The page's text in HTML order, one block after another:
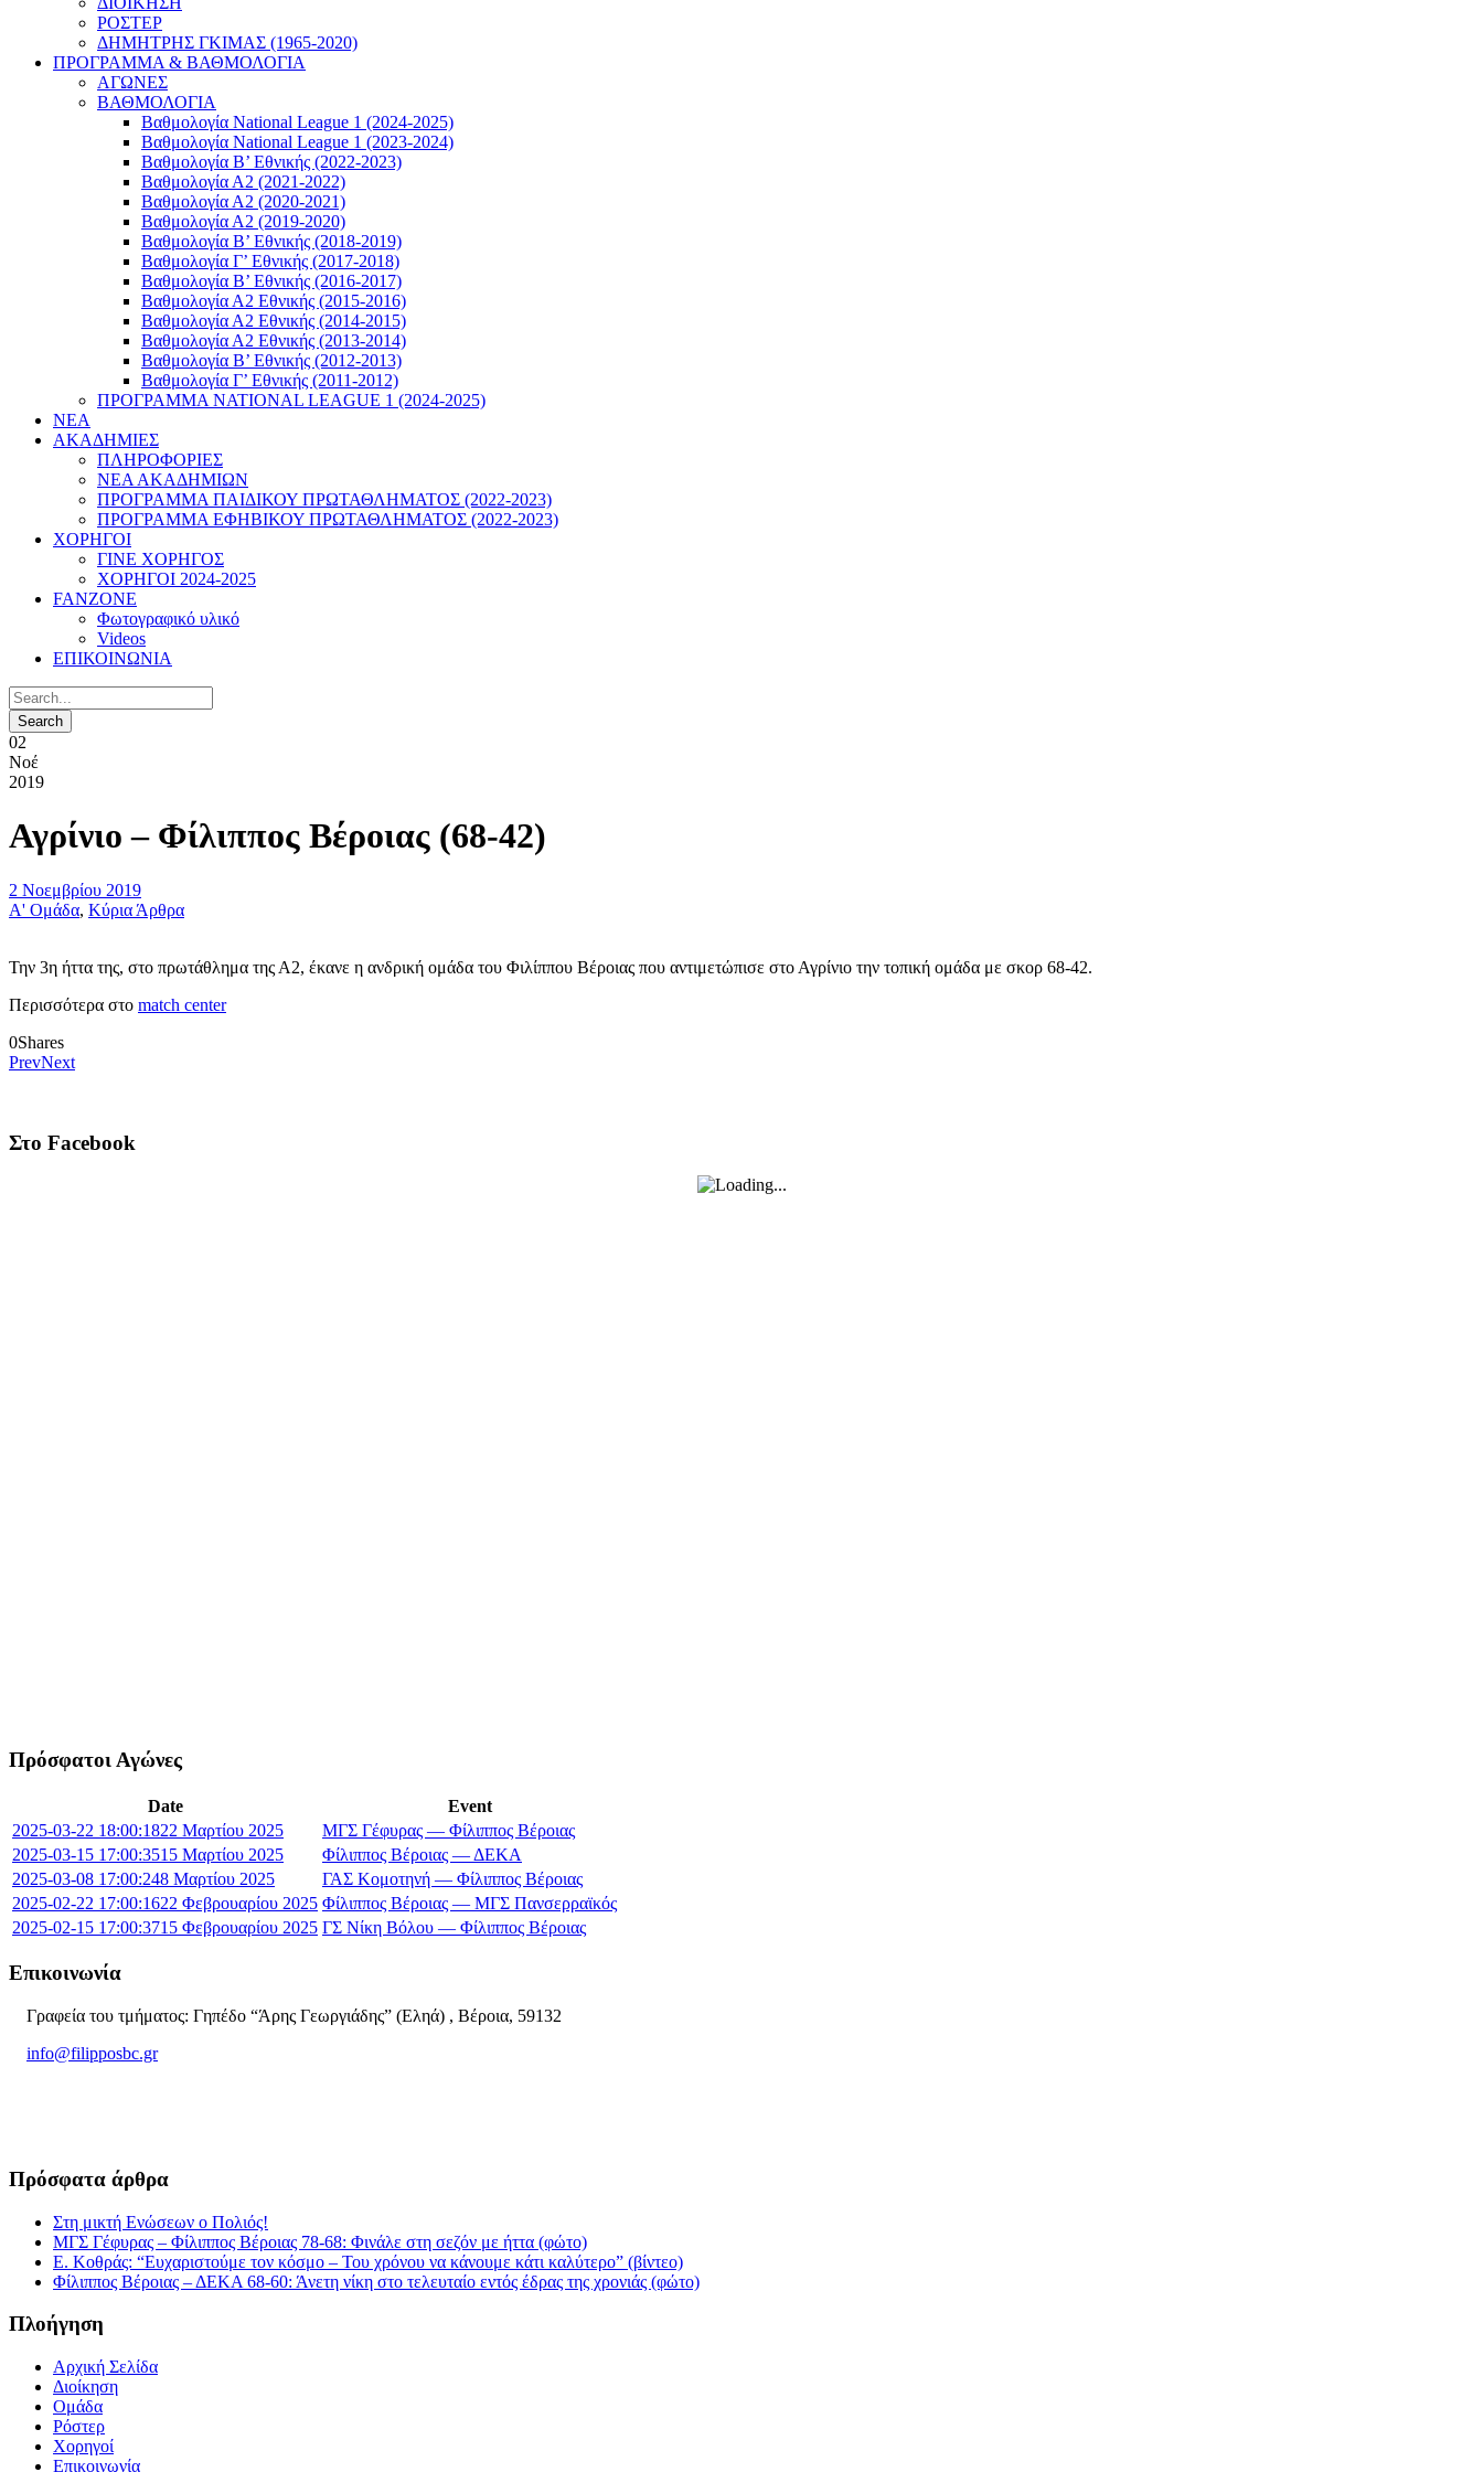
ΡΟΣΤΕΡ
ΔΗΜΗΤΡΗΣ ΓΚΙΜΑΣ (1965-2020)
ΠΡΟΓΡΑΜΜΑ & ΒΑΘΜΟΛΟΓΙΑ
ΑΓΩΝΕΣ
ΒΑΘΜΟΛΟΓΙΑ
Βαθμολογία National League 1 (2024-2025)
Βαθμολογία National League 1 (2023-2024)
Βαθμολογία Β’ Εθνικής (2022-2023)
Βαθμολογία Α2 (2021-2022)
Βαθμολογία Α2 (2020-2021)
Βαθμολογία Α2 (2019-2020)
Βαθμολογία B’ Εθνικής (2018-2019)
Βαθμολογία Γ’ Εθνικής (2017-2018)
Βαθμολογία Β’ Εθνικής (2016-2017)
Βαθμολογία Α2 Εθνικής (2015-2016)
Βαθμολογία Α2 Εθνικής (2014-2015)
Βαθμολογία Α2 Εθνικής (2013-2014)
Βαθμολογία Β’ Εθνικής (2012-2013)
Βαθμολογία Γ’ Εθνικής (2011-2012)
ΠΡΟΓΡΑΜΜΑ NATIONAL LEAGUE 1 (2024-2025)
ΝΕΑ
ΑΚΑΔΗΜΙΕΣ
ΠΛΗΡΟΦΟΡΙΕΣ
ΝΕΑ ΑΚΑΔΗΜΙΩΝ
ΠΡΟΓΡΑΜΜΑ ΠΑΙΔΙΚΟΥ ΠΡΩΤΑΘΛΗΜΑΤΟΣ (2022-2023)
ΠΡΟΓΡΑΜΜΑ ΕΦΗΒΙΚΟΥ ΠΡΩΤΑΘΛΗΜΑΤΟΣ (2022-2023)
ΧΟΡΗΓΟΙ
ΓΙΝΕ ΧΟΡΗΓΟΣ
ΧΟΡΗΓΟΙ 2024-2025
FANZONE
Φωτογραφικό υλικό
Videos
ΕΠΙΚΟΙΝΩΝΙΑ
02
Νοέ
2019
Αγρίνιο – Φίλιππος Βέροιας (68-42)
2 Νοεμβρίου 2019
Α' Ομάδα, Κύρια Άρθρα
Την 3η ήττα της, στο πρωτάθλημα της Α2, έκανε η ανδρική ομάδα του Φιλίππου Βέροιας που αντιμετώπισε στο Αγρίνιο την τοπική ομάδα με σκορ 68-42.
Περισσότερα στο match center
0Shares
PrevNext
Στο Facebook
Πρόσφατοι Αγώνες
Date
Event
2025-03-22 18:00:1822 Μαρτίου 2025
ΜΓΣ Γέφυρας — Φίλιππος Βέροιας
2025-03-15 17:00:3515 Μαρτίου 2025
Φίλιππος Βέροιας — ΔΕΚΑ
2025-03-08 17:00:248 Μαρτίου 2025
ΓΑΣ Κομοτηνή — Φίλιππος Βέροιας
2025-02-22 17:00:1622 Φεβρουαρίου 2025 Φίλιππος Βέροιας — ΜΓΣ Πανσερραϊκός
2025-02-15 17:00:3715 Φεβρουαρίου 2025 ΓΣ Νίκη Βόλου — Φίλιππος Βέροιας
Επικοινωνία
Γραφεία του τμήματος: Γηπέδο “Άρης Γεωργιάδης” (Εληά) , Βέροια, 59132
info@filipposbc.gr
Πρόσφατα άρθρα
Στη μικτή Ενώσεων ο Πολιός!
ΜΓΣ Γέφυρας – Φίλιππος Βέροιας 78-68: Φινάλε στη σεζόν με ήττα (φώτο)
Ε. Κοθράς: “Ευχαριστούμε τον κόσμο – Του χρόνου να κάνουμε κάτι καλύτερο” (βίντεο)
Φίλιππος Βέροιας – ΔΕΚΑ 68-60: Άνετη νίκη στο τελευταίο εντός έδρας της χρονιάς (φώτο)
Πλοήγηση
Αρχική Σελίδα
Διοίκηση
Ομάδα
Ρόστερ
Χορηγοί
Επικοινωνία